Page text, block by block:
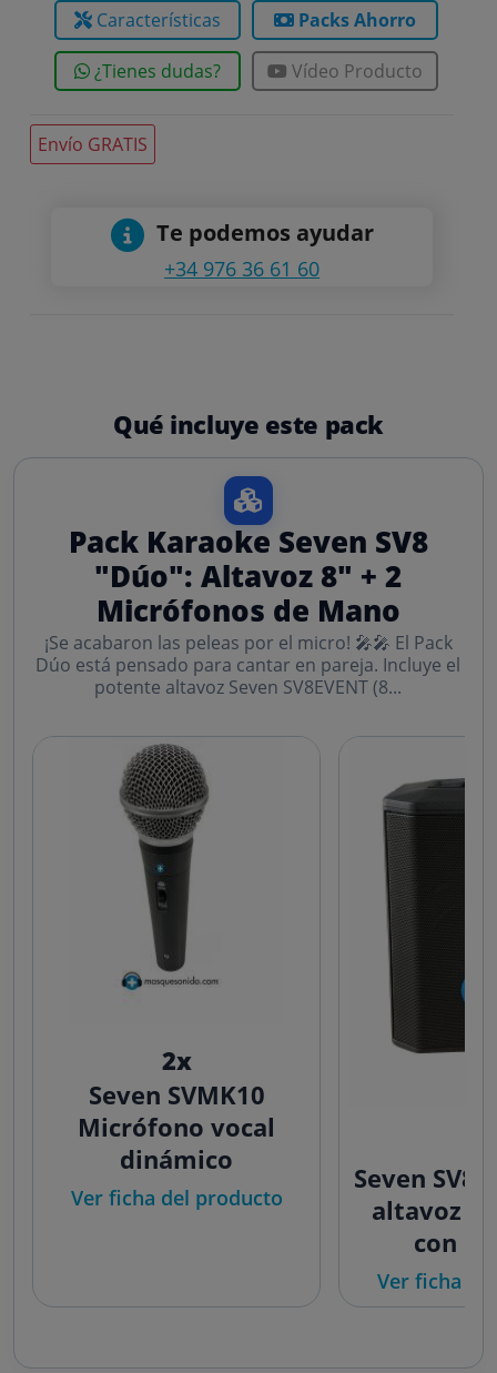
Envío GRATIS
Te podemos ayudar
+34 976 36 61 60
Características Packs Ahorro
¿Tienes dudas? Vídeo Producto
Qué incluye este pack
Pack Karaoke Seven SV8
"Dúo": Altavoz 8" + 2
Micrófonos de Mano
¡Se acabaron las peleas por el micro! 🎤🎤 El Pack
Dúo está pensado para cantar en pareja. Incluye el
potente altavoz Seven SV8EVENT (8...
2x
Seven SVMK10
Micrófono vocal
dinámico
Ver ficha del producto
Seven
altavoz
con
Bluetooth
Ver ficha